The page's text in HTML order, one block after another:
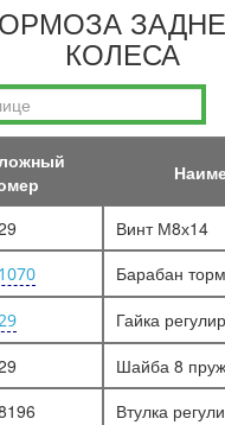
КОЛЕСА
Винт М8х14
Барабан
Гайка
Шайба 8
Втулка